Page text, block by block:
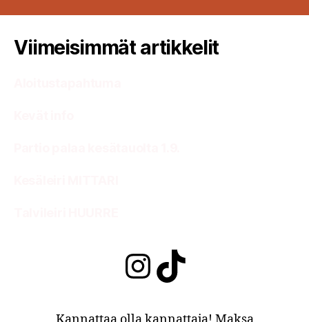
Viimeisimmät artikkelit
Instagram
TikTok